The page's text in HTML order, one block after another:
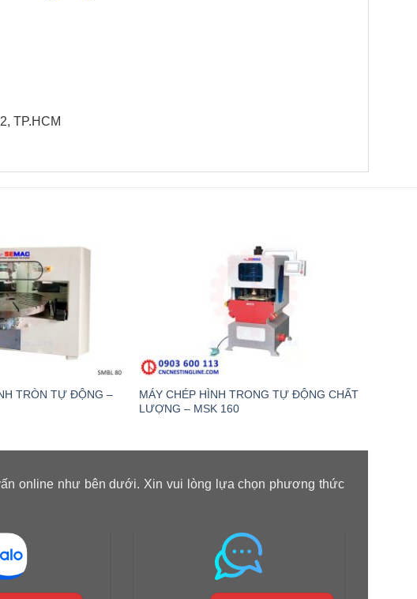
TP.HCM
TRÒN TỰ ĐỘNG –
MÁY CHÉP HÌNH TRONG TỰ ĐỘNG CHẤT
LƯỢNG – MSK 160
online như bên dưới. Xin vui lòng lựa chọn phương thức